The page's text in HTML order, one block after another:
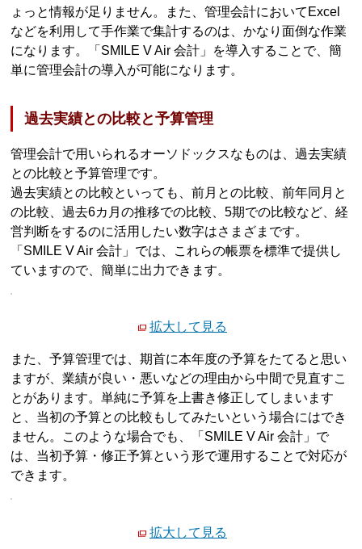
ょっと情報が足りません。また、管理会計においてExcel
などを利用して手作業で集計するのは、かなり面倒な作業
になります。「SMILE V Air 会計」を導入することで、簡
単に管理会計の導入が可能になります。
過去実績との比較と予算管理
管理会計で用いられるオーソドックスなものは、過去実績
との比較と予算管理です。
過去実績との比較といっても、前月との比較、前年同月と
の比較、過去6カ月の推移での比較、5期での比較など、経
営判断をするのに活用したい数字はさまざまです。
「SMILE V Air 会計」では、これらの帳票を標準で提供し
ていますので、簡単に出力できます。
拡大して見る
また、予算管理では、期首に本年度の予算をたてると思い
ますが、業績が良い・悪いなどの理由から中間で見直すこ
とがあります。単純に予算を上書き修正してしまいます
と、当初の予算との比較もしてみたいという場合にはでき
ません。このような場合でも、「SMILE V Air 会計」で
は、当初予算・修正予算という形で運用することで対応が
できます。
拡大して見る